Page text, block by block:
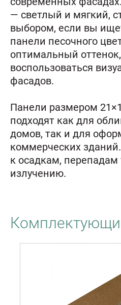
— светлый и мягкий,
выбором, если вы
панели песочного
оптимальный
воспользоваться
фасадов.
Панели размером
подходят как для
домов, так и для
коммерческих
к осадкам,
излучению.